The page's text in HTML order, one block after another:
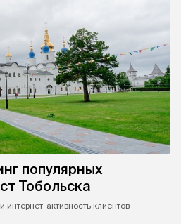
популярных
Тобольска
активность клиентов